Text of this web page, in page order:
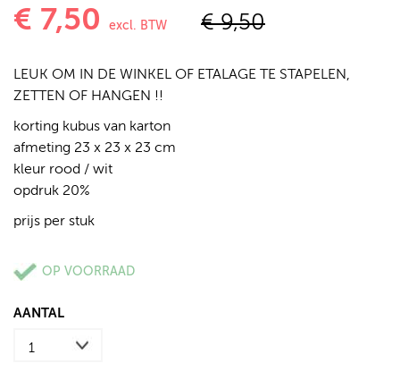
€ 7,50 excl. BTW € 9,50
LEUK OM IN DE WINKEL OF ETALAGE TE STAPELEN,
ZETTEN OF HANGEN !!
korting kubus van karton
afmeting 23 x 23 x 23 cm
kleur rood / wit
opdruk 20%
prijs per stuk
OP VOORRAAD
AANTAL